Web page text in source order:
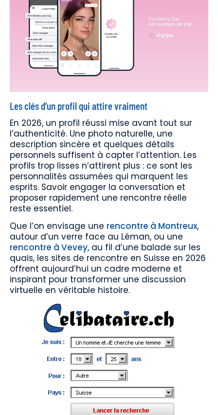
Les clés d’un profil qui attire vraiment
En 2026, un profil réussi mise avant tout sur
l’authenticité. Une photo naturelle, une
description sincère et quelques détails
personnels suffisent à capter l’attention. Les
profils trop lisses n’attirent plus : ce sont les
personnalités assumées qui marquent les
esprits. Savoir engager la conversation et
proposer rapidement une rencontre réelle
reste essentiel.
Que l’on envisage une rencontre à Montreux,
autour d’un verre face au Léman, ou une
rencontre à Vevey, au fil d’une balade sur les
quais, les sites de rencontre en Suisse en 2026
offrent aujourd’hui un cadre moderne et
inspirant pour transformer une discussion
virtuelle en véritable histoire.